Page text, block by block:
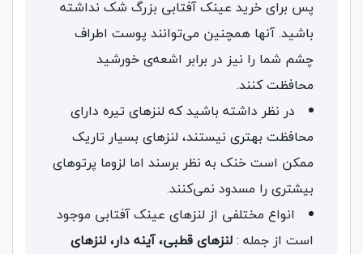
پس برای خرید عینک‌ آفتابی بزرگ شک نداشته
باشید. آنها همچنین می‌توانند پوست اطراف
چشم شما را نیز در برابر اشعه‌ی خورشید
محافظت کنند.
در نظر داشته باشید که لنزهای تیره دارای
محافظت بهتری نیستند، لنزهای بسیار تاریک
ممکن است خنک به نظر برسند اما لزوما پرتوهای
بیشتری را مسدود نمی‌کنند.
انواع مختلفی از لنزهای عینک آفتابی موجود
است از جمله :لنزهای قطبی، آینه دار، لنزهای